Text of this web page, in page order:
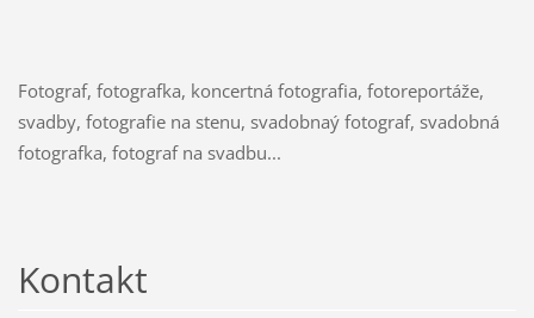
Fotograf, fotografka, koncertná fotografia, fotoreportáže,
svadby, fotografie na stenu, svadobnaý fotograf, svadobná
fotografka, fotograf na svadbu...
Kontakt